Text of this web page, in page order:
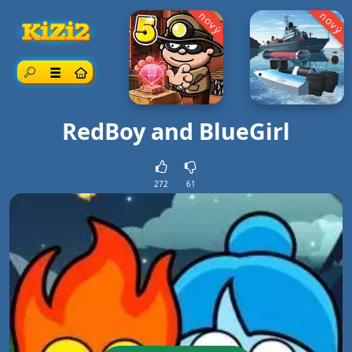
Vyhľadávanie
Ponuka
nový nový
RedBoy and BlueGirl
272 61